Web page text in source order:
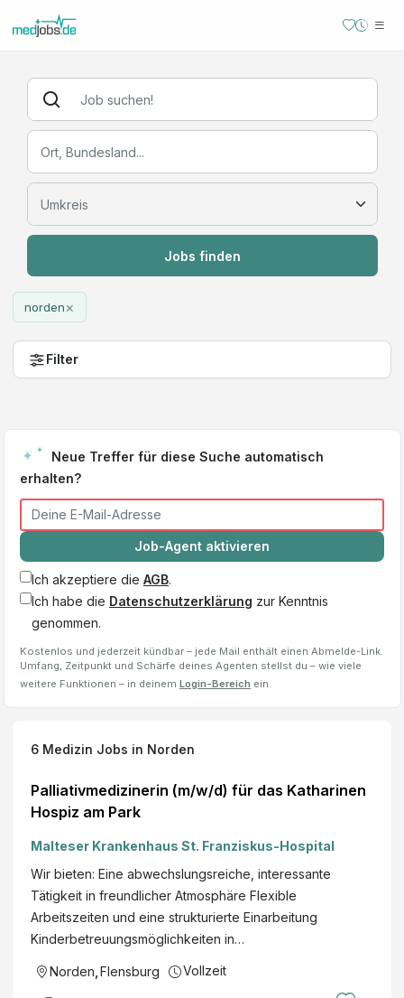
Jobs finden
norden×
Filter
Neue Treffer für diese Suche automatisch
erhalten?
Job-Agent aktivieren
Ich akzeptiere die AGB.
Ich habe die Datenschutzerklärung zur Kenntnis
genommen.
Kostenlos und jederzeit kündbar – jede Mail enthält einen Abmelde-Link.
Umfang, Zeitpunkt und Schärfe deines Agenten stellst du – wie viele
weitere Funktionen – in deinem Login-Bereich ein.
6 Medizin Jobs in Norden
Palliativmedizinerin (m/w/d) für das Katharinen
Hospiz am Park
Malteser Krankenhaus St. Franziskus-Hospital
Wir bieten: Eine abwechslungsreiche, interessante
Tätigkeit in freundlicher Atmosphäre Flexible
Arbeitszeiten und eine strukturierte Einarbeitung
Kinderbetreuungsmöglichkeiten in…
Norden Flensburg Vollzeit